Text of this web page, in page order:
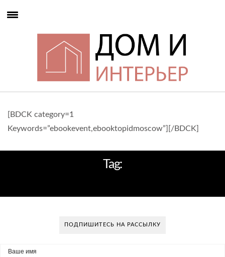
[BDCK category=1
Keywords=”ebookevent,ebooktopidmoscow”][/BDCK]
Tag:
ПОДПИШИТЕСЬ НА РАССЫЛКУ